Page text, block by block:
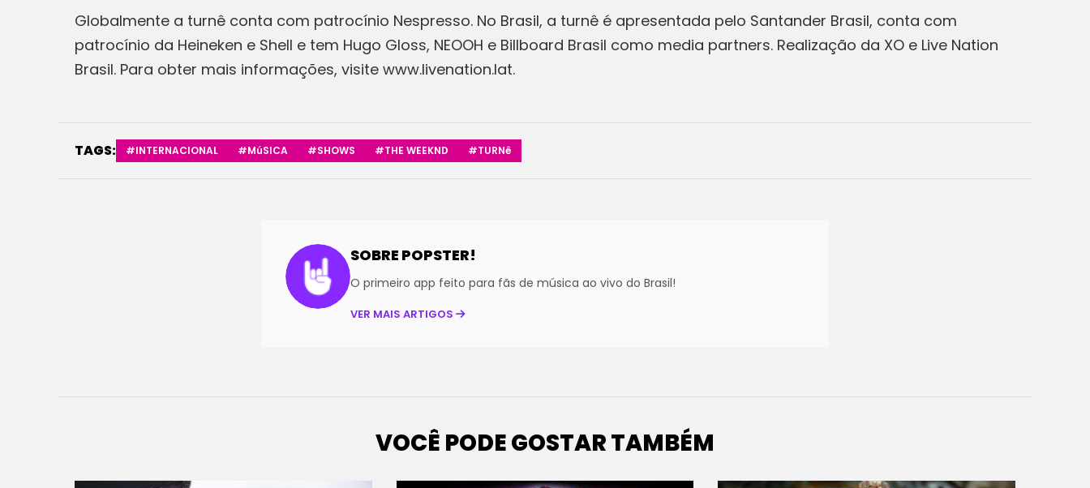
Globalmente a turnê conta com patrocínio Nespresso. No Brasil, a turnê é apresentada pelo Santander Brasil, conta com
patrocínio da Heineken e Shell e tem Hugo Gloss, NEOOH e Billboard Brasil como media partners. Realização da XO e Live Nation
Brasil. Para obter mais informações, visite www.livenation.lat.
TAGS: #INTERNACIONAL #MúSICA #SHOWS #THE WEEKND #TURNê
SOBRE POPSTER!
O primeiro app feito para fãs de música ao vivo do Brasil!
VER MAIS ARTIGOS
VOCÊ PODE GOSTAR TAMBÉM